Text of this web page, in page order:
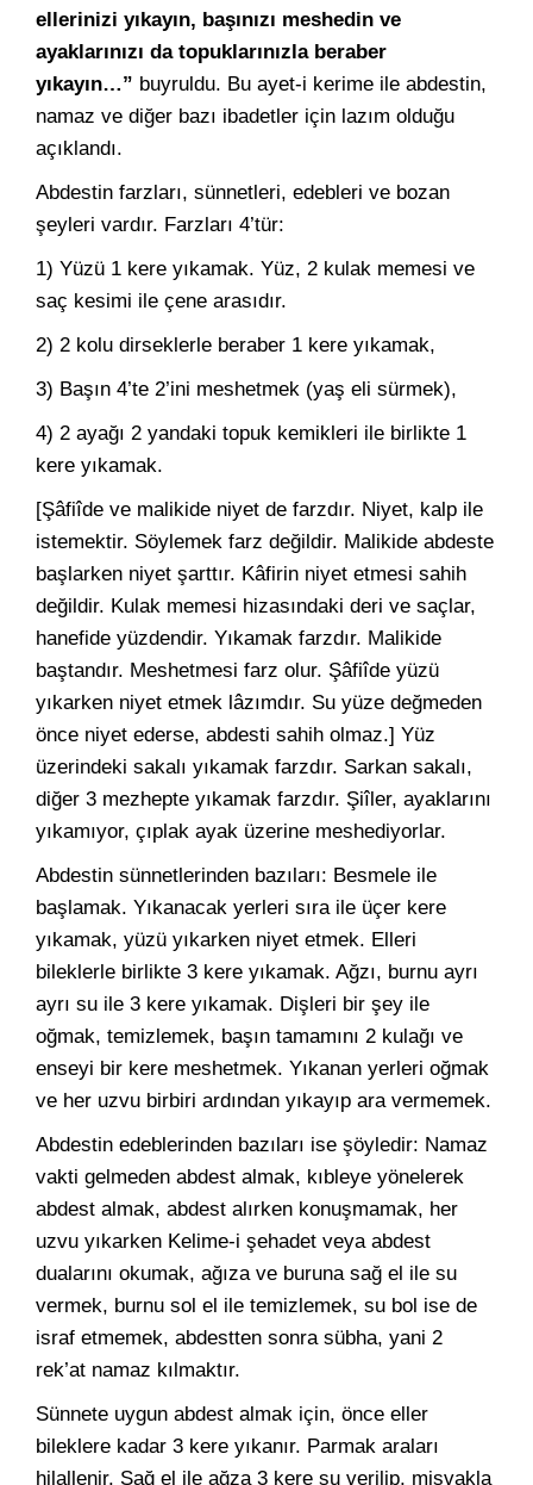
ellerinizi yıkayın, başınızı meshedin ve
ayaklarınızı da topuklarınızla beraber
yıkayın…” buyruldu. Bu ayet-i kerime ile abdestin,
namaz ve diğer bazı ibadetler için lazım olduğu
açıklandı.
Abdestin farzları, sünnetleri, edebleri ve bozan
şeyleri vardır. Farzları 4’tür:
1) Yüzü 1 kere yıkamak. Yüz, 2 kulak memesi ve
saç kesimi ile çene arasıdır.
2) 2 kolu dirseklerle beraber 1 kere yıkamak,
3) Başın 4’te 2’ini meshetmek (yaş eli sürmek),
4) 2 ayağı 2 yandaki topuk kemikleri ile birlikte 1
kere yıkamak.
[Şâfiîde ve malikide niyet de farzdır. Niyet, kalp ile
istemektir. Söylemek farz değildir. Malikide abdeste
başlarken niyet şarttır. Kâfirin niyet etmesi sahih
değildir. Kulak memesi hizasındaki deri ve saçlar,
hanefide yüzdendir. Yıkamak farzdır. Malikide
baştandır. Meshetmesi farz olur. Şâfiîde yüzü
yıkarken niyet etmek lâzımdır. Su yüze değmeden
önce niyet ederse, abdesti sahih olmaz.] Yüz
üzerindeki sakalı yıkamak farzdır. Sarkan sakalı,
diğer 3 mezhepte yıkamak farzdır. Şiîler, ayaklarını
yıkamıyor, çıplak ayak üzerine meshediyorlar.
Abdestin sünnetlerinden bazıları: Besmele ile
başlamak. Yıkanacak yerleri sıra ile üçer kere
yıkamak, yüzü yıkarken niyet etmek. Elleri
bileklerle birlikte 3 kere yıkamak. Ağzı, burnu ayrı
ayrı su ile 3 kere yıkamak. Dişleri bir şey ile
oğmak, temizlemek, başın tamamını 2 kulağı ve
enseyi bir kere meshetmek. Yıkanan yerleri oğmak
ve her uzvu birbiri ardından yıkayıp ara vermemek.
Abdestin edeblerinden bazıları ise şöyledir: Namaz
vakti gelmeden abdest almak, kıbleye yönelerek
abdest almak, abdest alırken konuşmamak, her
uzvu yıkarken Kelime-i şehadet veya abdest
dualarını okumak, ağıza ve buruna sağ el ile su
vermek, burnu sol el ile temizlemek, su bol ise de
israf etmemek, abdestten sonra sübha, yani 2
rek’at namaz kılmaktır.
Sünnete uygun abdest almak için, önce eller
bileklere kadar 3 kere yıkanır. Parmak araları
hilallenir. Sağ el ile ağza 3 kere su verilip, misvakla